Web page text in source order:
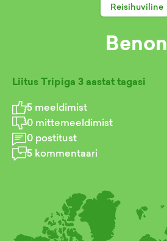
Reisihuviline
Benon
Liitus Tripiga 3 aastat tagasi
5 meeldimist
0 mittemeeldimist
0 postitust
5 kommentaari